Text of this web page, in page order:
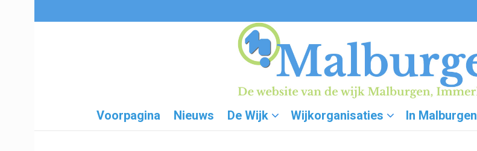
Voorpagina Nieuws De Wijk Wijkorganisaties In Malburgen